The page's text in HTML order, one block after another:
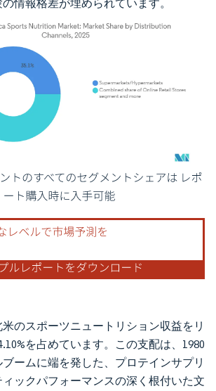
情報格差が埋められています。
。再利用にはCC BY 4.0の表示が必要です。
のスポーツニュートリション収益をリ
を占めています。この支配は、1980
ームに端を発した、プロテインサプリ
ックパフォーマンスの深く根付いた文